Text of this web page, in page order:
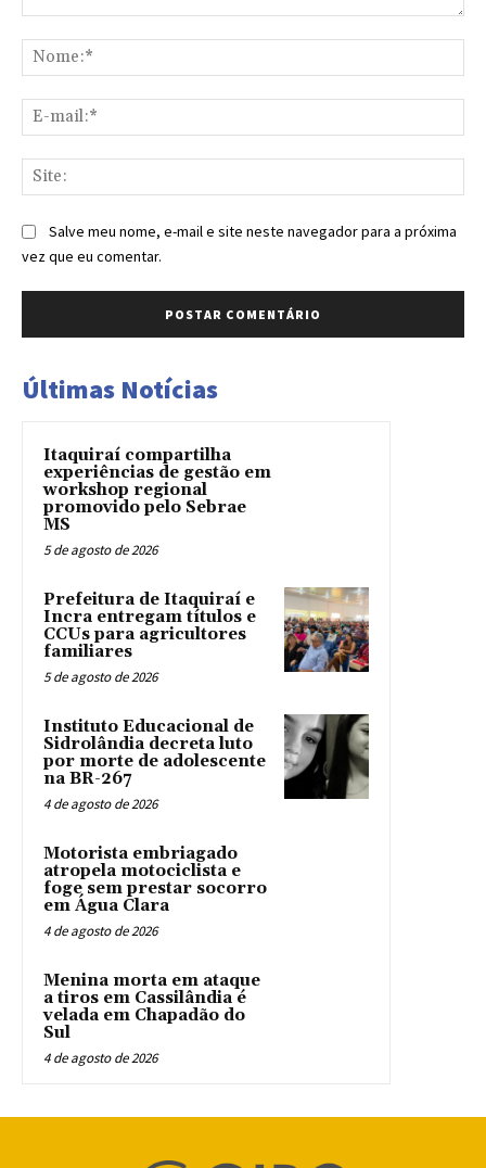
Salve meu nome, e-mail e site neste navegador para a próxima
vez que eu comentar.
Últimas Notícias
Itaquiraí compartilha
experiências de gestão em
workshop regional
promovido pelo Sebrae
MS
5 de agosto de 2026
Prefeitura de Itaquiraí e
Incra entregam títulos e
CCUs para agricultores
familiares
5 de agosto de 2026
Instituto Educacional de
Sidrolândia decreta luto
por morte de adolescente
na BR-267
4 de agosto de 2026
Motorista embriagado
atropela motociclista e
foge sem prestar socorro
em Água Clara
4 de agosto de 2026
Menina morta em ataque
a tiros em Cassilândia é
velada em Chapadão do
Sul
4 de agosto de 2026